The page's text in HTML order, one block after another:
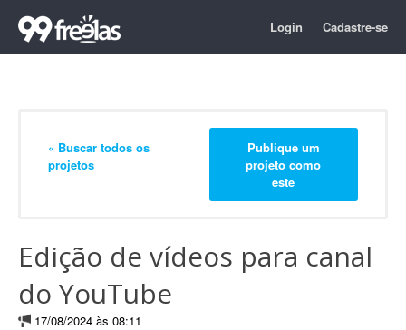
Login Cadastre-se
« Buscar todos os
projetos
Publique um
projeto como
este
Edição de vídeos para canal
do YouTube
17/08/2024 às 08:11